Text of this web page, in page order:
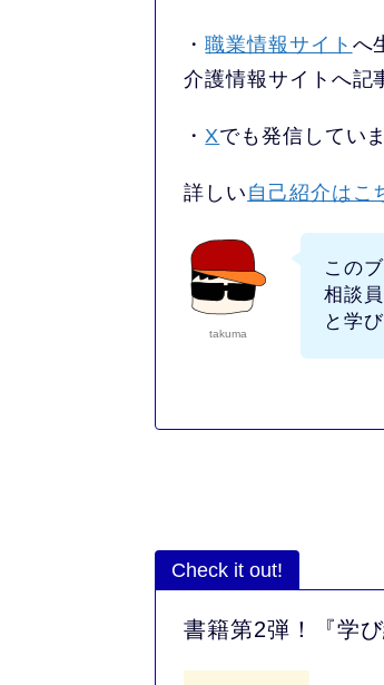
・職業情報サイト へ
介護情報サイトへ記
・ Xでも発信していま
詳しい 自己紹介はこ
takuma
この
相談
と学
Check it out!
書籍第2弾！『学